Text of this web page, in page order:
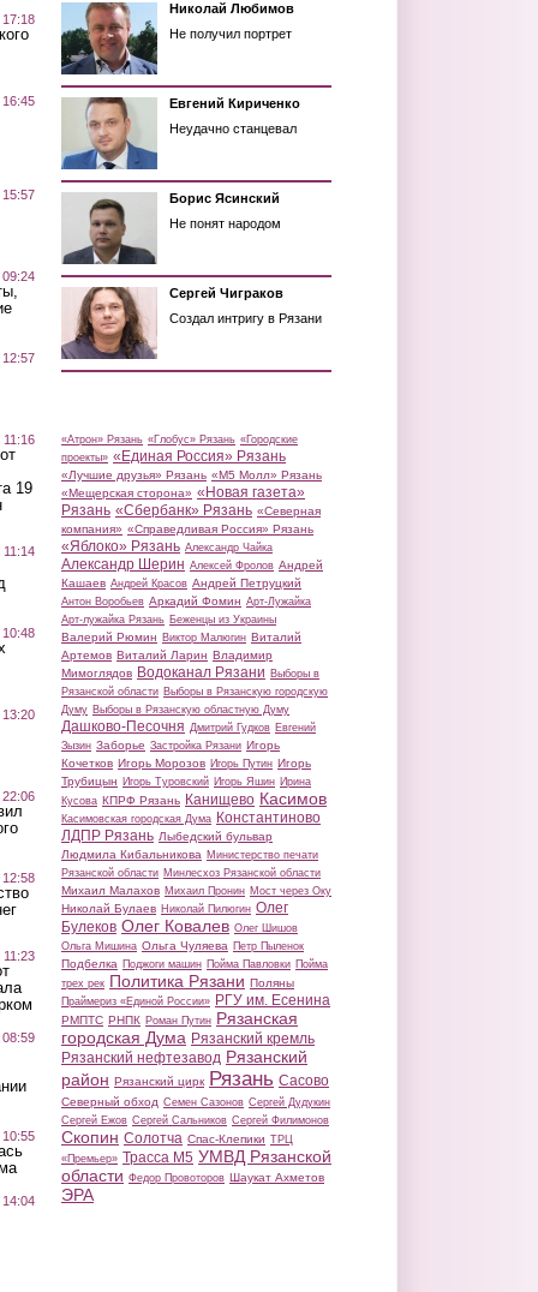
15:57
19
10:48
22:06
Николай Любимов
Не получил портрет
Евгений Кириченко
Неудачно станцевал
Борис Ясинский
Не понят народом
Сергей Чиграков
Создал интригу в Рязани
«Атрон» Рязань «Глобус» Рязань «Городские
проекты» «Единая Россия» Рязань
«Лучшие друзья» Рязань «М5 Молл» Рязань
«Мещерская сторона» «Новая газета»
Рязань «Сбербанк» Рязань «Северная
компания» «Справедливая Россия» Рязань
«Яблоко» Рязань Александр Чайка
Александр Шерин Алексей Фролов Андрей
Кашаев Андрей Красов Андрей Петруцкий
Антон Воробьев Аркадий Фомин Арт-Лужайка
Арт-лужайка Рязань Беженцы из Украины
Валерий Рюмин Виктор Малюгин Виталий
Артемов Виталий Ларин Владимир
Мимоглядов Водоканал Рязани Выборы в
Рязанской области Выборы в Рязанскую городскую
Думу Выборы в Рязанскую областную Думу
Дашково-Песочня Дмитрий Гудков Евгений
Зызин Заборье Застройка Рязани Игорь
Кочетков Игорь Морозов Игорь Путин Игорь
Трубицын Игорь Туровский Игорь Яшин Ирина
Кусова КПРФ Рязань Канищево Касимов
Касимовская городская Дума Константиново
ЛДПР Рязань Лыбедский бульвар
Людмила Кибальникова Министерство печати
Рязанской области Минлесхоз Рязанской области
Михаил Малахов Михаил Пронин Мост через Оку
Николай Булаев Николай Пилюгин Олег
Булеков Олег Ковалев Олег Шишов
Ольга Мишина Ольга Чуляева Петр Пыленок
Подбелка Поджоги машин Пойма Павловки Пойма
трех рек Политика Рязани Поляны
Праймериз «Единой России» РГУ им. Есенина
РМПТС РНПК Роман Путин Рязанская
городская Дума Рязанский кремль
Рязанский нефтезавод Рязанский
район Рязанский цирк Рязань Сасово
Северный обход Семен Сазонов Сергей Дудукин
Сергей Ежов Сергей Сальников Сергей Филимонов
Скопин Солотча Спас-Клепики ТРЦ
«Премьер» Трасса М5 УМВД Рязанской
области Федор Провоторов Шаукат Ахметов
ЭРА